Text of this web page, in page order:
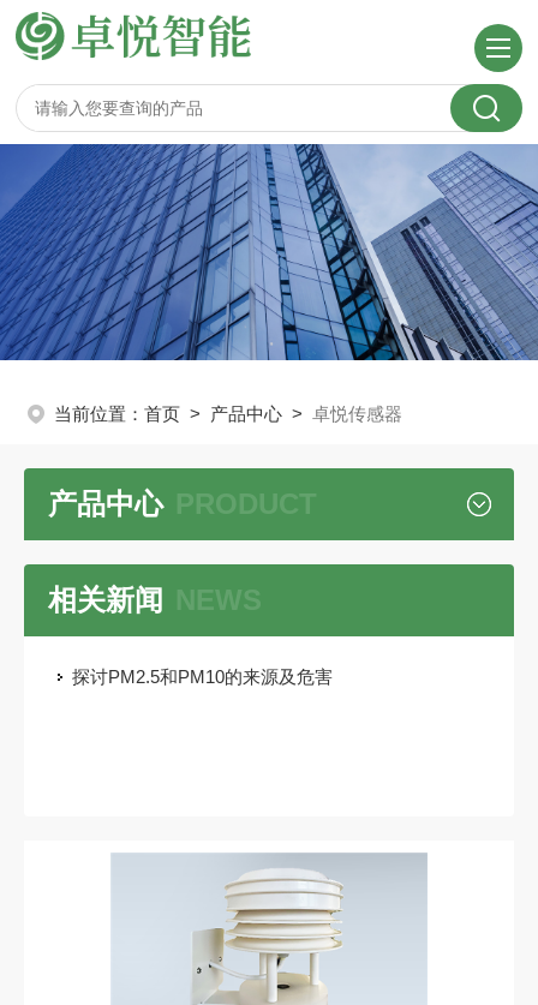
当前位置： 首页 > 产品中心 > 卓悦传感器
PRODUCT
产品中心
NEWS
相关新闻
探讨PM2.5和PM10的来源及危害